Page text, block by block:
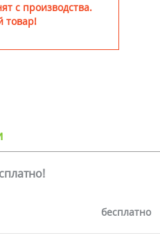
с производства.
товар!
бесплатно